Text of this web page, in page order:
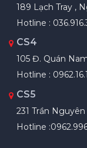
189 Lạch Tray ,
Hotline :
CS4
105 Đ. Quán
Hotline :
CS5
231 Trần
Hotline